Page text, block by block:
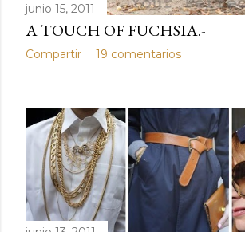
junio 15, 2011
A TOUCH OF FUCHSIA.-
Compartir 19 comentarios